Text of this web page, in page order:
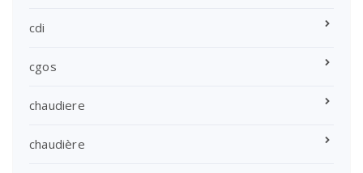
cdi
cgos
chaudiere
chaudière